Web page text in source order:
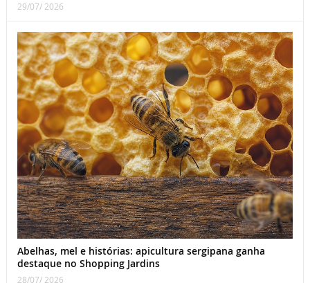
29/07/ 2026
Abelhas, mel e histórias: apicultura sergipana ganha
destaque no Shopping Jardins
28/07/ 2026